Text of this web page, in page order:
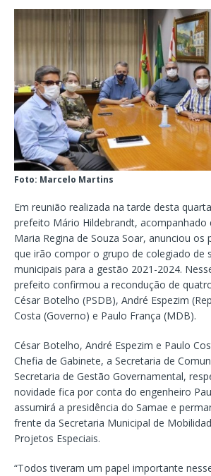
Foto: Marcelo Martins
Em reunião realizada na tarde desta
prefeito Mário Hildebrandt, acompanhado
Maria Regina de Souza Soar, anunciou os
que irão compor o grupo de colegiado de
municipais para a gestão 2021-2024.
prefeito confirmou a recondução de
César Botelho (PSDB), André Espezim
Costa (Governo) e Paulo França (MDB).
César Botelho, André Espezim e Paulo
Chefia de Gabinete, a Secretaria de
Secretaria de Gestão Governamental,
novidade fica por conta do engenheiro
assumirá a presidência do Samae e
frente da Secretaria Municipal de
Projetos Especiais.
“Todos tiveram um papel importante